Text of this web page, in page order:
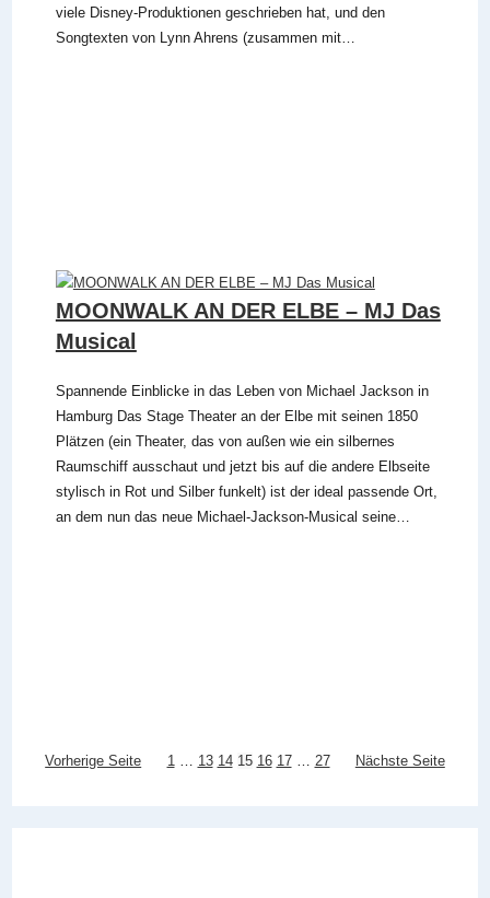
viele Disney-Produktionen geschrieben hat, und den
Songtexten von Lynn Ahrens (zusammen mit…
MOONWALK AN DER ELBE – MJ Das
Musical
Spannende Einblicke in das Leben von Michael Jackson in
Hamburg Das Stage Theater an der Elbe mit seinen 1850
Plätzen (ein Theater, das von außen wie ein silbernes
Raumschiff ausschaut und jetzt bis auf die andere Elbseite
stylisch in Rot und Silber funkelt) ist der ideal passende Ort,
an dem nun das neue Michael-Jackson-Musical seine…
Vorherige Seite 1 … 13 14 15 16 17 … 27 Nächste Seite